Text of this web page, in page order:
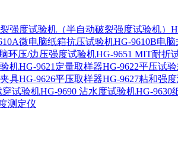
强度试验机（半自动破裂强度试验机）
微电脑纸箱抗压试验机HG-9610B电
环压/边压强度试验机HG-9651 MIT耐折
机HG-9621定量取样器HG-9622平压试
具HG-9626平压取样器HG-9627粘和强
穿试验机HG-9690 沾水度试验机HG-9630
测定仪